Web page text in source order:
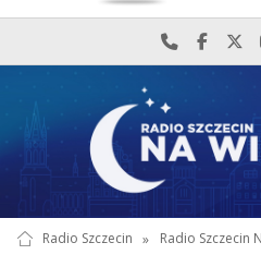
Najlepiej
Radio Szczecin » Radio Szczecin